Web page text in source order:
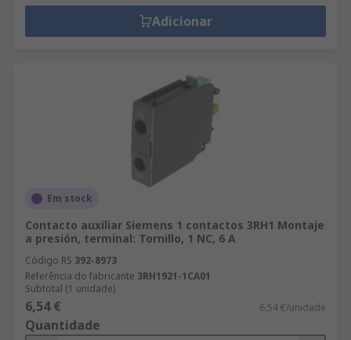
Adicionar
Em stock
Contacto auxiliar Siemens 1 contactos 3RH1 Montaje
a presión, terminal: Tornillo, 1 NC, 6 A
Código RS 392-8973
Referência do fabricante 3RH1921-1CA01
Subtotal (1 unidade)
6,54 € 6,54 €/unidade
Quantidade